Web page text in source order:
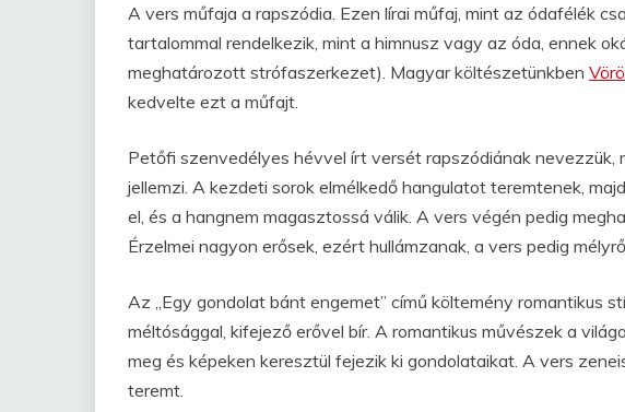
A vers műfaja a rapszódia. Ezen lírai műfaj, mint az ódafélék
tartalommal rendelkezik, mint a himnusz vagy az óda, ennek
meghatározott strófaszerkezet). Magyar költészetünkben
kedvelte ezt a műfajt.
Petőfi szenvedélyes hévvel írt versét rapszódiának nevezzük,
jellemzi. A kezdeti sorok elmélkedő hangulatot teremtenek,
el, és a hangnem magasztossá válik. A vers végén pedig
Érzelmei nagyon erősek, ezért hullámzanak, a vers pedig
Az „Egy gondolat bánt engemet” című költemény romantikus
méltósággal, kifejező erővel bír. A romantikus művészek a
meg és képeken keresztül fejezik ki gondolataikat. A vers
teremt.